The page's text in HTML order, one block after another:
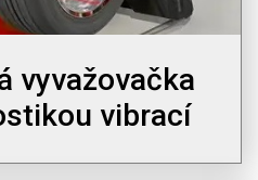
vyvažovačka
vibrací